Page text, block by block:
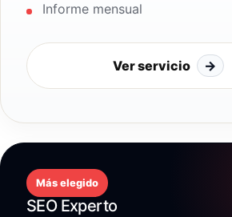
Informe mensual
Ver servicio →
Más elegido
SEO Experto